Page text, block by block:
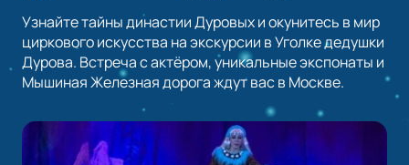
Узнайте тайны династии Дуровых и окунитесь в мир
циркового искусства на экскурсии в Уголке дедушки
Дурова. Встреча с актёром, уникальные экспонаты и
Мышиная Железная дорога ждут вас в Москве.